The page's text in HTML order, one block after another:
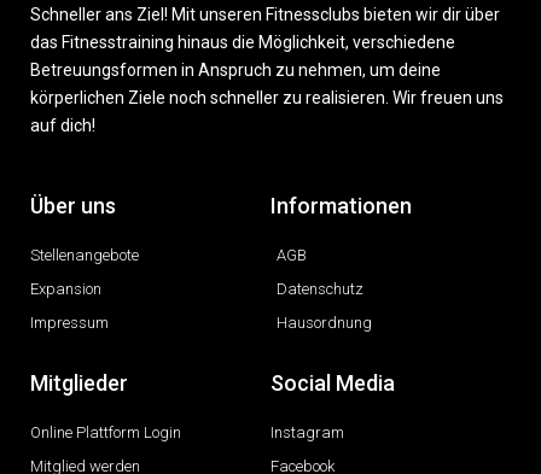
Schneller ans Ziel! Mit unseren Fitnessclubs bieten wir dir über
das Fitnesstraining hinaus die Möglichkeit, verschiedene
Betreuungsformen in Anspruch zu nehmen, um deine
körperlichen Ziele noch schneller zu realisieren. Wir freuen uns
auf dich!
Über uns
Stellenangebote
Expansion
Impressum
Informationen
AGB
Datenschutz
Hausordnung
Mitglieder
Online Plattform Login
Mitglied werden
Social Media
Instagram
Facebook